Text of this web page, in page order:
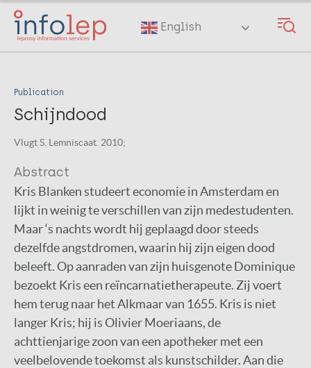
Skip
main
English
Publication
Schijndood
Vlugt S. Lemniscaat. 2010;
Abstract
Kris Blanken studeert economie in Amsterdam en
lijkt in weinig te verschillen van zijn medestudenten.
Maar ‘s nachts wordt hij geplaagd door steeds
dezelfde angstdromen, waarin hij zijn eigen dood
beleeft. Op aanraden van zijn huisgenote Dominique
bezoekt Kris een reïncarnatietherapeute. Zij voert
hem terug naar het Alkmaar van 1655. Kris is niet
langer Kris; hij is Olivier Moeriaans, de
achttienjarige zoon van een apotheker met een
veelbelovende toekomst als kunstschilder. Aan die